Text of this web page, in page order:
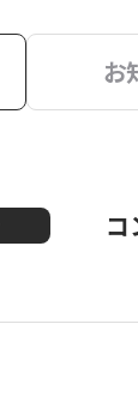
お
コ